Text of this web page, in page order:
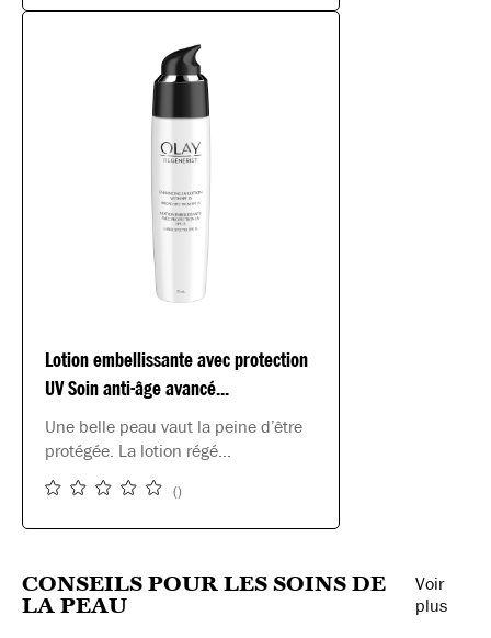
Lotion embellissante avec protection
UV Soin anti-âge avancé...
Une belle peau vaut la peine d’être
protégée. La lotion régé...
()
CONSEILS POUR LES SOINS DE
LA PEAU
Voir
plus